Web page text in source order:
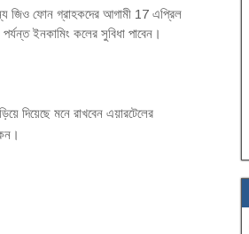
জিও ফোন গ্রাহকদের আগামী 17 এপ্রিল
ইনকামিং কলের সুবিধা পাবেন।
দিয়েছে মনে রাখবেন এয়ারটেলের
।